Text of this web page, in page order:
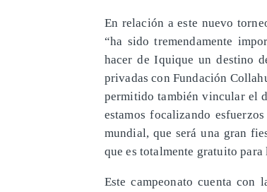
En relación a este nuevo
“ha sido tremendamente
hacer de Iquique un destino
privadas con Fundación
permitido también vincular el
estamos focalizando
mundial, que será una gran
que es totalmente gratuito
Este campeonato cuenta con